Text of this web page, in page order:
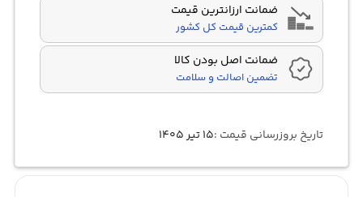
ضمانت ارزانترین قیمت
کمترین قیمت کل کشور
ضمانت اصل بودن کالا
تضمین اصالت و سلامت
تاریخ بروزرسانی قیمت :۱۵ تیر ۱۴۰۵